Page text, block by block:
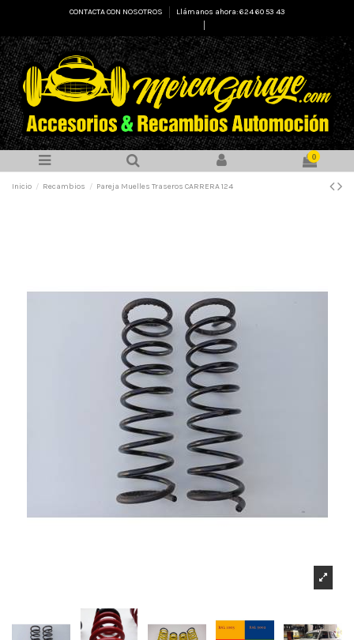
CONTACTA CON NOSOTROS
Llámanos ahora: 624 60 53 43
0
Inicio Recambios Pareja Muelles Traseros CARRERA 124